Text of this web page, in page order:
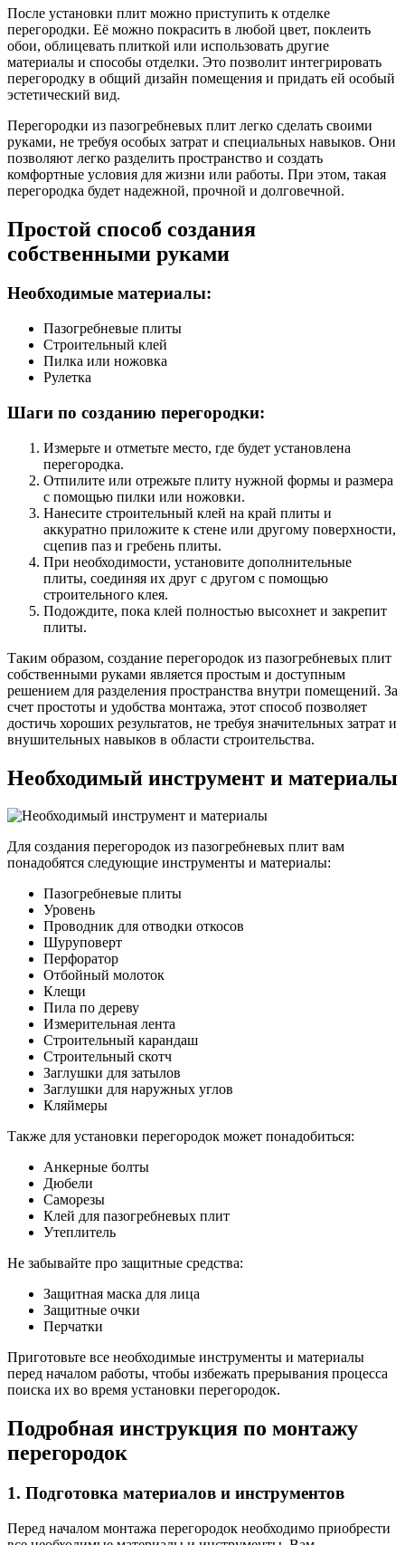
После установки плит можно приступить к отделке
перегородки. Её можно покрасить в любой цвет, поклеить
обои, облицевать плиткой или использовать другие
материалы и способы отделки. Это позволит интегрировать
перегородку в общий дизайн помещения и придать ей особый
эстетический вид.
Перегородки из пазогребневых плит легко сделать своими
руками, не требуя особых затрат и специальных навыков. Они
позволяют легко разделить пространство и создать
комфортные условия для жизни или работы. При этом, такая
перегородка будет надежной, прочной и долговечной.
Простой способ создания
собственными руками
Необходимые материалы:
Пазогребневые плиты
Строительный клей
Пилка или ножовка
Рулетка
Шаги по созданию перегородки:
Измерьте и отметьте место, где будет установлена
перегородка.
Отпилите или отрежьте плиту нужной формы и размера
с помощью пилки или ножовки.
Нанесите строительный клей на край плиты и
аккуратно приложите к стене или другому поверхности,
сцепив паз и гребень плиты.
При необходимости, установите дополнительные
плиты, соединяя их друг с другом с помощью
строительного клея.
Подождите, пока клей полностью высохнет и закрепит
плиты.
Таким образом, создание перегородок из пазогребневых плит
собственными руками является простым и доступным
решением для разделения пространства внутри помещений. За
счет простоты и удобства монтажа, этот способ позволяет
достичь хороших результатов, не требуя значительных затрат и
внушительных навыков в области строительства.
Необходимый инструмент и материалы
Для создания перегородок из пазогребневых плит вам
понадобятся следующие инструменты и материалы:
Пазогребневые плиты
Уровень
Проводник для отводки откосов
Шуруповерт
Перфоратор
Отбойный молоток
Клещи
Пила по дереву
Измерительная лента
Строительный карандаш
Строительный скотч
Заглушки для затылов
Заглушки для наружных углов
Кляймеры
Также для установки перегородок может понадобиться:
Анкерные болты
Дюбели
Саморезы
Клей для пазогребневых плит
Утеплитель
Не забывайте про защитные средства:
Защитная маска для лица
Защитные очки
Перчатки
Приготовьте все необходимые инструменты и материалы
перед началом работы, чтобы избежать прерывания процесса
поиска их во время установки перегородок.
Подробная инструкция по монтажу
перегородок
1. Подготовка материалов и инструментов
Перед началом монтажа перегородок необходимо приобрести